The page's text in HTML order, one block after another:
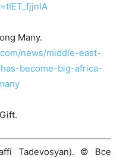
Many.
news/middle-east-
become-big-africa-
Tadevosyan). © Все